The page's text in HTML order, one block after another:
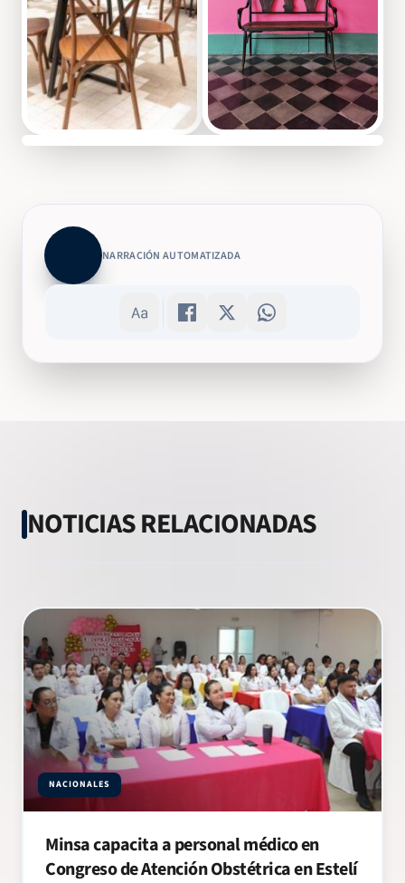
NARRACIÓN AUTOMATIZADA
NOTICIAS RELACIONADAS
NACIONALES
Minsa capacita a personal médico en
Congreso de Atención Obstétrica en Estelí